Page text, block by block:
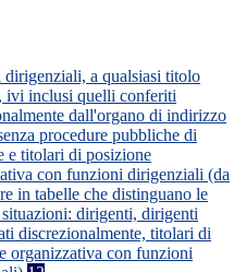
dirigenziali, a qualsiasi titolo
ivi inclusi quelli conferiti
dall'organo di indirizzo
procedure pubbliche di
e titolari di posizione
con funzioni dirigenziali (da
in tabelle che distinguano le
situazioni: dirigenti, dirigenti
discrezionalmente, titolari di
organizzativa con funzioni